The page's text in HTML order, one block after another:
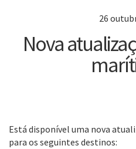
26
Nova
Está disponível uma nova
para os seguintes destinos: